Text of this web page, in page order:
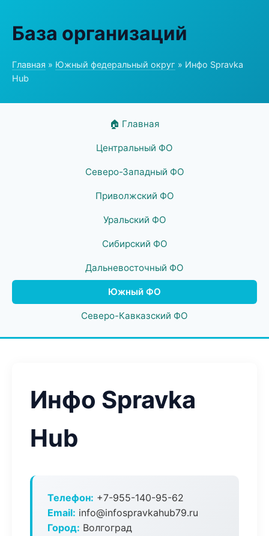
База организаций
Главная » Южный федеральный округ » Инфо Spravka
Hub
🏠 Главная
Центральный ФО
Северо-Западный ФО
Приволжский ФО
Уральский ФО
Сибирский ФО
Дальневосточный ФО
Южный ФО
Северо-Кавказский ФО
Инфо Spravka
Hub
Телефон: +7-955-140-95-62
Email: info@infospravkahub79.ru
Город: Волгоград